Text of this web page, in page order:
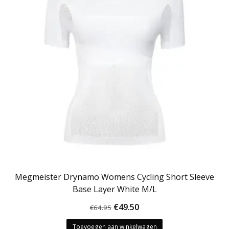
Megmeister Drynamo Womens Cycling Short Sleeve
Base Layer White M/L
€64.95 Oorspronkelijke
prijs
€49.50Huidige
prijs
Toevoegen aan winkelwagen